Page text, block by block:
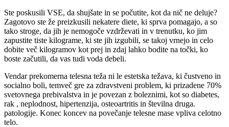
Ste poskusili VSE, da shujšate in se počutite, kot da nič ne deluje?
Zagotovo ste že preizkusili nekatere diete, ki sprva pomagajo, a so
tako stroge, da jih je nemogoče vzdrževati in v trenutku, ko jim
zapustite tiste kilograme, ki ste jih izgubili, se takoj vrnejo in celo
dobite več kilogramov kot prej in zdaj lahko bodite na točki, ko
boste začutili, da vas tudi voda debeli.
Vendar prekomerna telesna teža ni le estetska težava, ki čustveno in
socialno boli, temveč gre za zdravstveni problem, ki prizadene 70%
svetovnega prebivalstva in je povezan z boleznimi, kot so diabetes,
rak , neplodnost, hipertenzija, osteoartritis in številna druga.
patologije. Konec koncev na povečanje telesne mase vpliva celotno
telo.